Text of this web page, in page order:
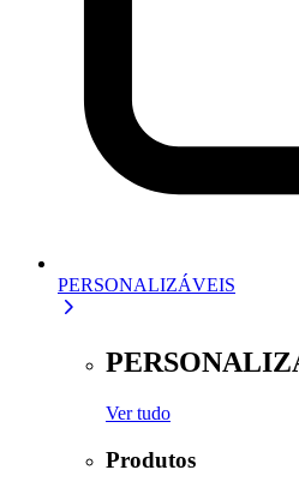
PERSONALIZÁVEIS
Ver tudo
Produtos